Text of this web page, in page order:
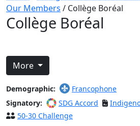
Our Members / Collège Boréal
Collège Boréal
More
Demographic:
Francophone
Signatory:
SDG Accord
50-30 Challenge